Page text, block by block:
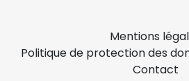
Mentions
Politique de protection des
Contact